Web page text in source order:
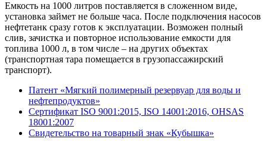
Емкость на 1000 литров поставляется в сложенном виде,
установка займет не больше часа. После подключения насосов
нефтетанк сразу готов к эксплуатации. Возможен полный
слив, зачистка и повторное использование емкости для
топлива 1000 л, в том числе – на других объектах
(транспортная тара помещается в грузопассажирский
транспорт).
Патент «Мягкий полимерный резервуар для воды и
нефтепродуктов»
Сертификат ISO 9001:2015, ISO 14001:2016, OHSAS
18001:2007
Свидетельство на товарный знак «Кубышка»